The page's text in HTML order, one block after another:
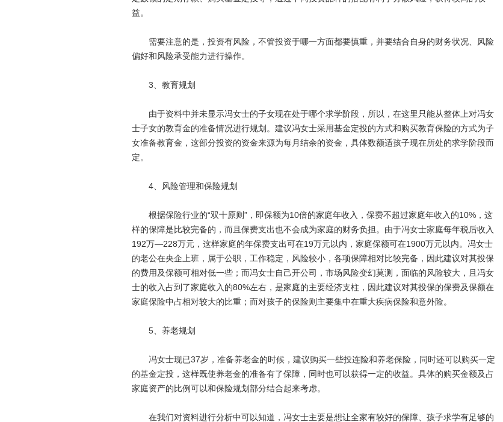
益。
需要注意的是，投资有风险，不管投资于哪一方面都要慎重，并要结合自身的财务状况、风险
偏好和风险承受能力进行操作。
3、教育规划
由于资料中并未显示冯女士的子女现在处于哪个求学阶段，所以，在这里只能从整体上对冯女
士子女的教育金的准备情况进行规划。建议冯女士采用基金定投的方式和购买教育保险的方式为子
女准备教育金，这部分投资的资金来源为每月结余的资金，具体数额适孩子现在所处的求学阶段而
定。
4、风险管理和保险规划
根据保险行业的“双十原则”，即保额为10倍的家庭年收入，保费不超过家庭年收入的10%，这
样的保障是比较完备的，而且保费支出也不会成为家庭的财务负担。由于冯女士家庭每年税后收入
192万—228万元，这样家庭的年保费支出可在19万元以内，家庭保额可在1900万元以内。冯女士
的老公在央企上班，属于公职，工作稳定，风险较小，各项保障相对比较完备，因此建议对其投保
的费用及保额可相对低一些；而冯女士自己开公司，市场风险变幻莫测，面临的风险较大，且冯女
士的收入占到了家庭收入的80%左右，是家庭的主要经济支柱，因此建议对其投保的保费及保额在
家庭保险中占相对较大的比重；而对孩子的保险则主要集中在重大疾病保险和意外险。
5、养老规划
冯女士现已37岁，准备养老金的时候，建议购买一些投连险和养老保险，同时还可以购买一定
的基金定投，这样既使养老金的准备有了保障，同时也可以获得一定的收益。具体的购买金额及占
家庭资产的比例可以和保险规划部分结合起来考虑。
在我们对资料进行分析中可以知道，冯女士主要是想让全家有较好的保障、孩子求学有足够的